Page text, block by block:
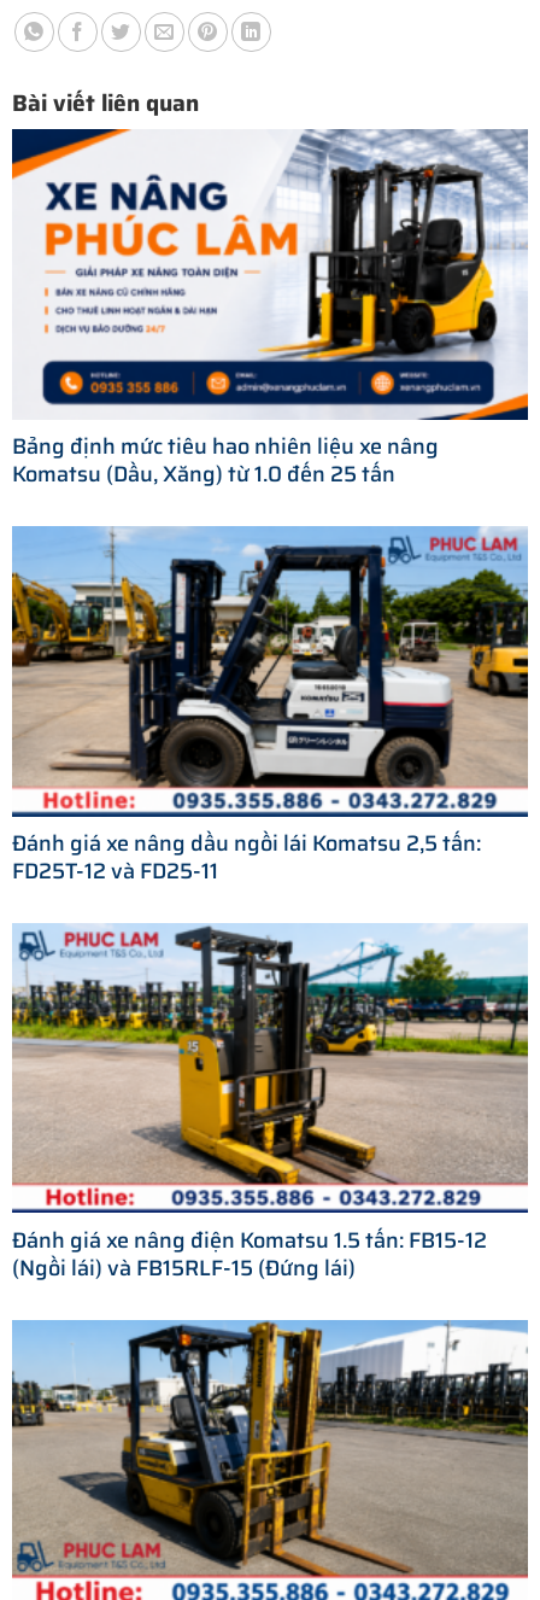
Bài viết liên quan
Bảng định mức tiêu hao nhiên liệu xe nâng
Komatsu (Dầu, Xăng) từ 1.0 đến 25 tấn
Đánh giá xe nâng dầu ngồi lái Komatsu 2,5 tấn:
FD25T-12 và FD25-11
Đánh giá xe nâng điện Komatsu 1.5 tấn: FB15-12
(Ngồi lái) và FB15RLF-15 (Đứng lái)